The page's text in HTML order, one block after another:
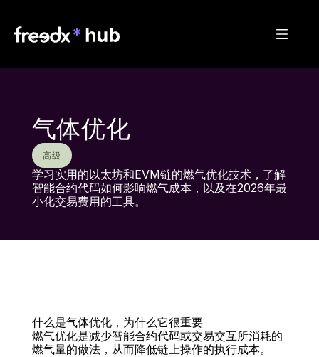
气体优化
高级
学习实用的以太坊和EVM链的燃气优化技术，了解
智能合约代码如何影响燃气成本，以及在2026年最
小化交易费用的工具。
什么是气体优化，为什么它很重要
燃气优化是减少智能合约代码或交易交互所消耗的
燃气量的做法，从而降低链上操作的执行成本。